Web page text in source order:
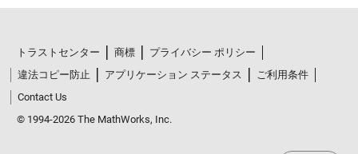
トラストセンター 商標
プライバシー ポリシー
違法コピー防止
アプリケーション ステータス
ご利用条件
Contact Us
© 1994-2026 The MathWorks, Inc.